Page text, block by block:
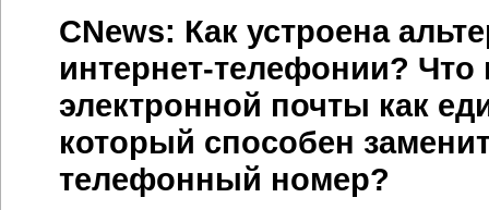
CNews: Как устроена
интернет-телефонии?
электронной почты как
который способен
телефонный номер?